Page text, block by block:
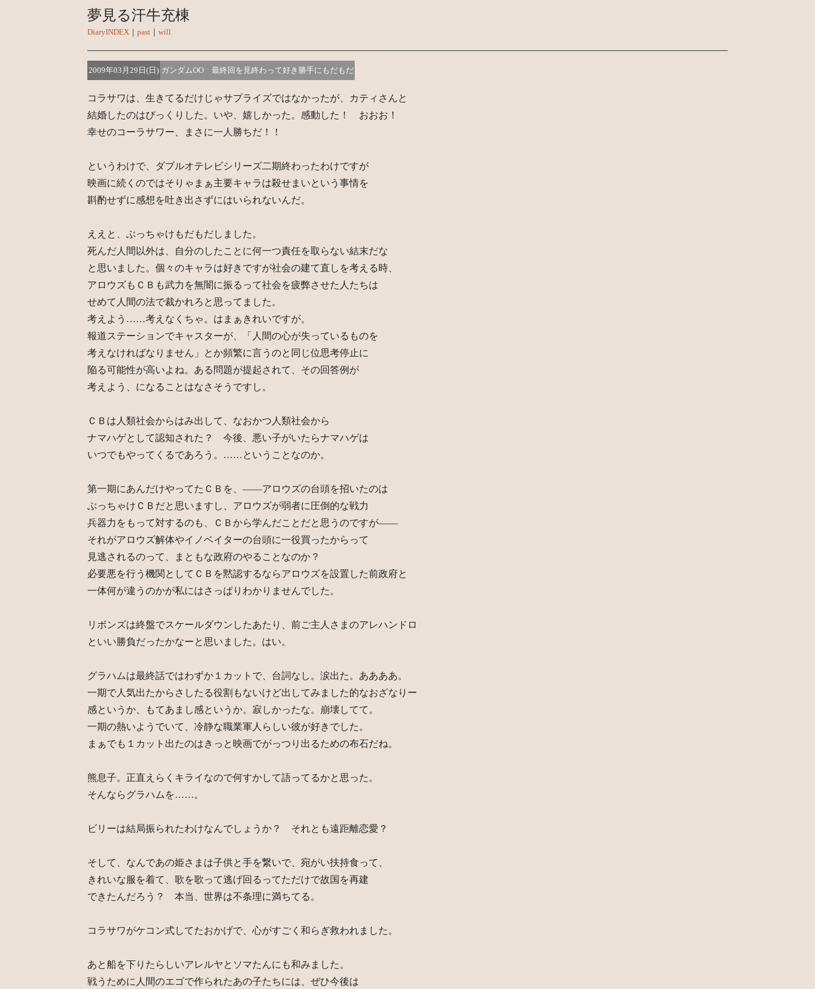
夢見る汗牛充棟
DiaryINDEX ｜ past ｜ will
2009年03月29日(日) ガンダムOO 最終回を見終わって好き勝手にもだもだ
コラサワは、生きてるだけじゃサプライズではなかったが、カティさんと
結婚したのはびっくりした。いや、嬉しかった。感動した！ おおお！
幸せのコーラサワー、まさに一人勝ちだ！！
というわけで、ダブルオテレビシリーズ二期終わったわけですが
映画に続くのではそりゃまぁ主要キャラは殺せまいという事情を
斟酌せずに感想を吐き出さずにはいられないんだ。
ええと、ぶっちゃけもだもだしました。
死んだ人間以外は、自分のしたことに何一つ責任を取らない結末だな
と思いました。個々のキャラは好きですが社会の建て直しを考える時、
アロウズもＣＢも武力を無闇に振るって社会を疲弊させた人たちは
せめて人間の法で裁かれろと思ってました。
考えよう……考えなくちゃ。はまぁきれいですが。
報道ステーションでキャスターが、「人間の心が失っているものを
考えなければなりません」とか頻繁に言うのと同じ位思考停止に
陥る可能性が高いよね。ある問題が提起されて、その回答例が
考えよう、になることはなさそうですし。
ＣＢは人類社会からはみ出して、なおかつ人類社会から
ナマハゲとして認知された？ 今後、悪い子がいたらナマハゲは
いつでもやってくるであろう。……ということなのか。
第一期にあんだけやってたＣＢを、――アロウズの台頭を招いたのは
ぶっちゃけＣＢだと思いますし、アロウズが弱者に圧倒的な戦力
兵器力をもって対するのも、ＣＢから学んだことだと思うのですが――
それがアロウズ解体やイノベイターの台頭に一役買ったからって
見逃されるのって、まともな政府のやることなのか？
必要悪を行う機関としてＣＢを黙認するならアロウズを設置した前政府と
一体何が違うのかが私にはさっぱりわかりませんでした。
リボンズは終盤でスケールダウンしたあたり、前ご主人さまのアレハンドロ
といい勝負だったかなーと思いました。はい。
グラハムは最終話ではわずか１カットで、台詞なし。涙出た。ああああ。
一期で人気出たからさしたる役割もないけど出してみました的なおざなりー
感というか、もてあまし感というか。寂しかったな。崩壊してて。
一期の熱いようでいて、冷静な職業軍人らしい彼が好きでした。
まぁでも１カット出たのはきっと映画でがっつり出るための布石だね。
熊息子。正直えらくキライなので何すかして語ってるかと思った。
そんならグラハムを……。
ビリーは結局振られたわけなんでしょうか？ それとも遠距離恋愛？
そして、なんであの姫さまは子供と手を繋いで、宛がい扶持食って、
きれいな服を着て、歌を歌って逃げ回るってただけで故国を再建
できたんだろう？ 本当、世界は不条理に満ちてる。
コラサワがケコン式してたおかげで、心がすごく和らぎ救われました。
あと船を下りたらしいアレルヤとソマたんにも和みました。
戦うために人間のエゴで作られたあの子たちには、ぜひ今後は